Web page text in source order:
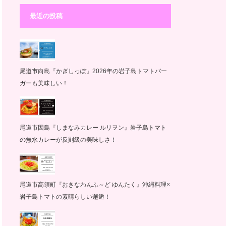
最近の投稿
尾道市向島『かぎしっぽ』2026年の岩子島トマトバー
ガーも美味しい！
尾道市因島『しまなみカレー ルリヲン』岩子島トマト
の無水カレーが反則級の美味しさ！
尾道市高須町『おきなわんふ～ど ゆんたく』沖縄料理×
岩子島トマトの素晴らしい邂逅！